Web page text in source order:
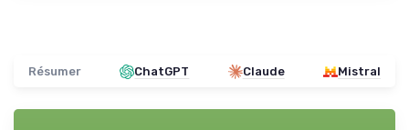
Résumer ChatGPT Claude Mistral